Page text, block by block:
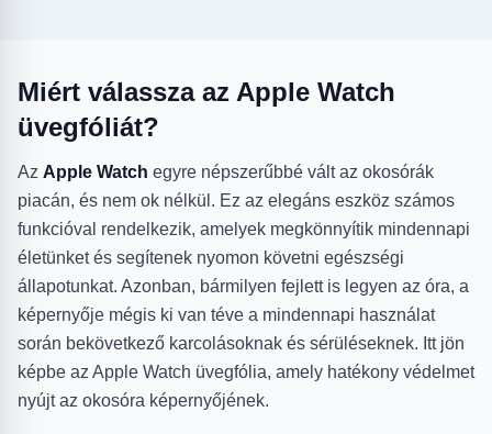
Miért válassza az Apple Watch
üvegfóliát?
Az Apple Watch egyre népszerűbbé vált az okosórák
piacán, és nem ok nélkül. Ez az elegáns eszköz számos
funkcióval rendelkezik, amelyek megkönnyítik mindennapi
életünket és segítenek nyomon követni egészségi
állapotunkat. Azonban, bármilyen fejlett is legyen az óra, a
képernyője mégis ki van téve a mindennapi használat
során bekövetkező karcolásoknak és sérüléseknek. Itt jön
képbe az Apple Watch üvegfólia, amely hatékony védelmet
nyújt az okosóra képernyőjének.